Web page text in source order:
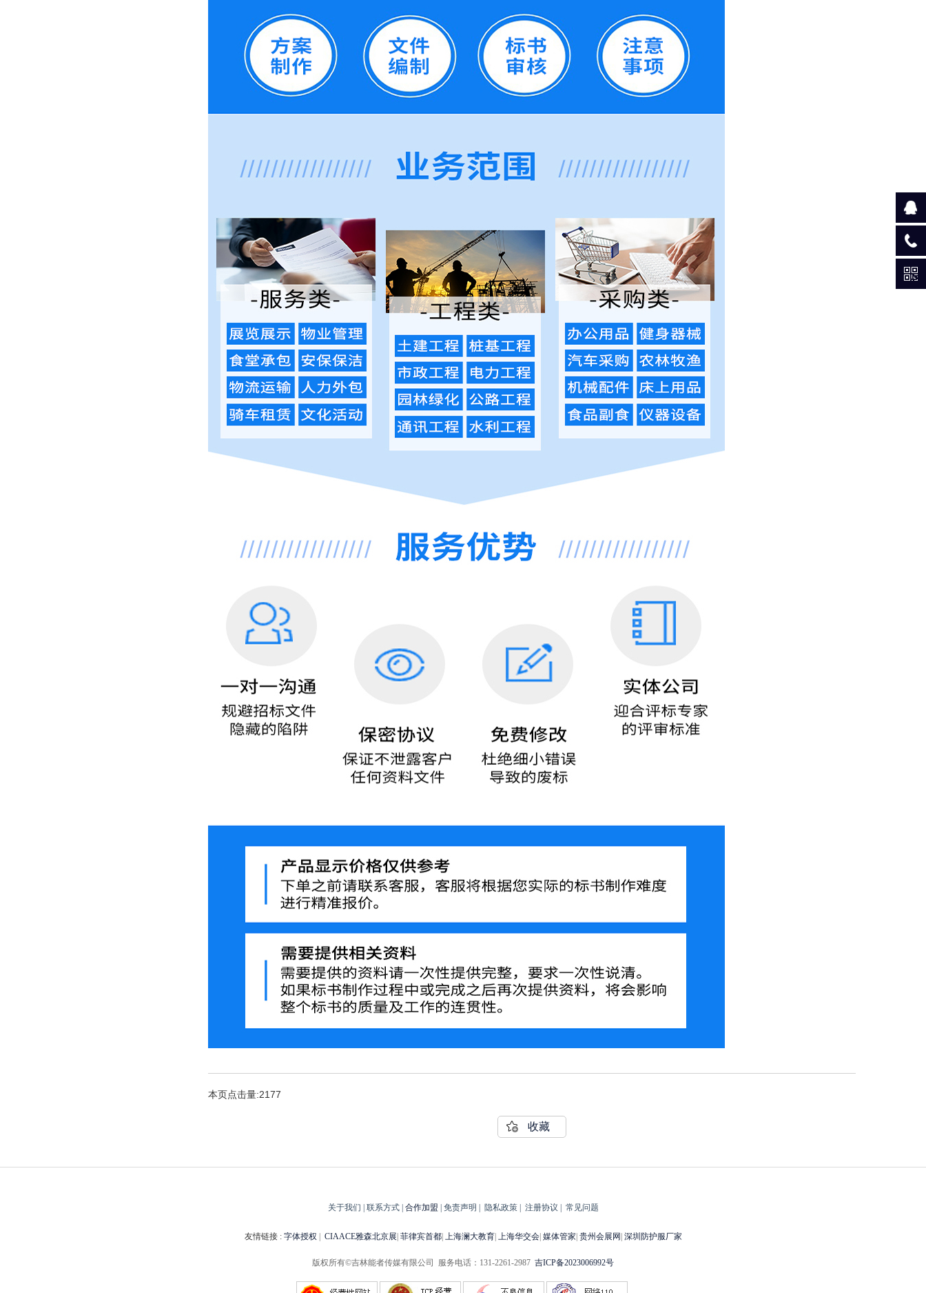
本页点击量:2177
收藏
关于我们 联系方式| 合作加盟 免责声明 隐私政策| 注册协议 常见问题
友情链接 : 字体授权 CIAACE雅森北京展 菲律宾首都| 上海澜大教育| 上海华交会| 媒体管家 贵州会展网 深圳防护服厂家
版权所有©吉林能者传媒有限公司 服务电话：131-2261-2987 吉ICP备2023006992号